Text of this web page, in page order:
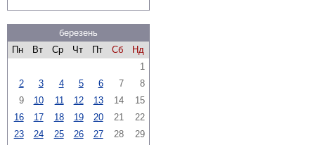
березень
Пн
Вт Ср Чт Пт Сб
Нд
1
2
3 4 5 6 7
8
9
10 11 12 13 14
15
16
17 18 19 20 21
22
23
24 25 26 27 28
29